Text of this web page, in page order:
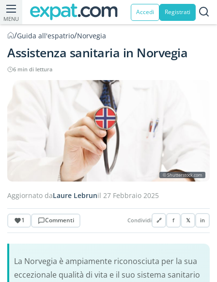
MENU
Accedi Registrati
/Guida all'espatrio/Norvegia
Assistenza sanitaria in Norvegia
6 min di lettura
© Shutterstock.com
Aggiornato daLaure Lebrunil 27 Febbraio 2025
1 Commenti Condividi 🔗 f 𝕏 in
La Norvegia è ampiamente riconosciuta per la sua
eccezionale qualità di vita e il suo sistema sanitario